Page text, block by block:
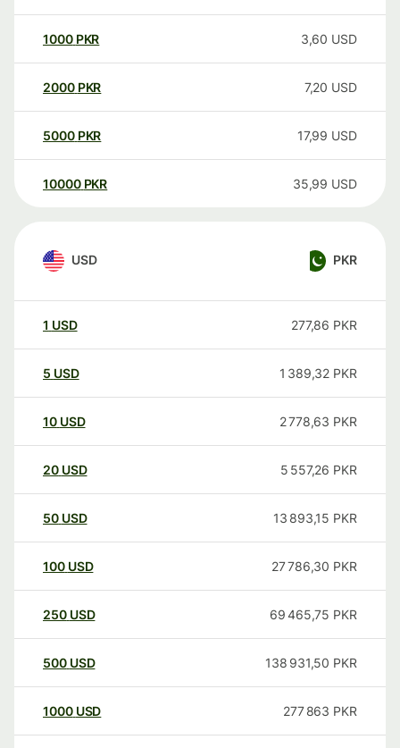
1000 PKR 3,60 USD
2000 PKR 7,20 USD
5000 PKR 17,99 USD
10000 PKR 35,99 USD
USD PKR
1 USD 277,86 PKR
5 USD 1 389,32 PKR
10 USD 2 778,63 PKR
20 USD 5 557,26 PKR
50 USD 13 893,15 PKR
100 USD 27 786,30 PKR
250 USD 69 465,75 PKR
500 USD 138 931,50 PKR
1000 USD 277 863 PKR